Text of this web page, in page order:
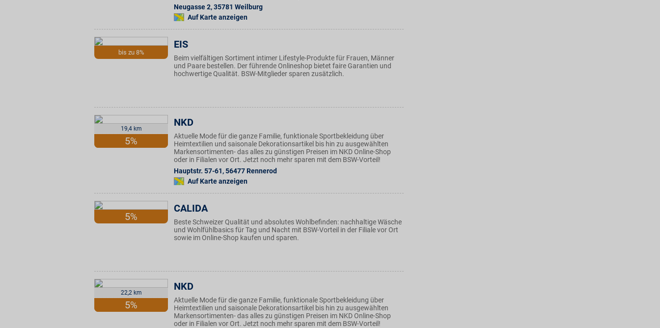
Neugasse 2,35781 Weilburg
Auf Karte anzeigen
bis zu 8%
EIS
Beim vielfältigen Sortiment intimer Lifestyle-Produkte für Frauen, Männer
und Paare bestellen. Der führende Onlineshop bietet faire Garantien und
hochwertige Qualität. BSW-Mitglieder sparen zusätzlich.
19,4 km
5%
NKD
Aktuelle Mode für die ganze Familie, funktionale Sportbekleidung über
Heimtextilien und saisonale Dekorationsartikel bis hin zu ausgewählten
Markensortimenten- das alles zu günstigen Preisen im NKD Online-Shop
oder in Filialen vor Ort. Jetzt noch mehr sparen mit dem BSW-Vorteil!
Hauptstr. 57-61,56477 Rennerod
Auf Karte anzeigen
5%
CALIDA
Beste Schweizer Qualität und absolutes Wohlbefinden: nachhaltige Wäsche
und Wohlfühlbasics für Tag und Nacht mit BSW-Vorteil in der Filiale vor Ort
sowie im Online-Shop kaufen und sparen.
22,2 km
5%
NKD
Aktuelle Mode für die ganze Familie, funktionale Sportbekleidung über
Heimtextilien und saisonale Dekorationsartikel bis hin zu ausgewählten
Markensortimenten- das alles zu günstigen Preisen im NKD Online-Shop
oder in Filialen vor Ort. Jetzt noch mehr sparen mit dem BSW-Vorteil!